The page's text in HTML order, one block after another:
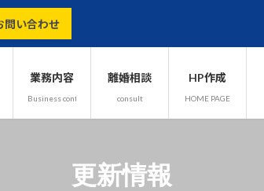
問い合わせ
業務内容
Business content
離婚相談
consult
HP作成
HOME PAGE
更新情報